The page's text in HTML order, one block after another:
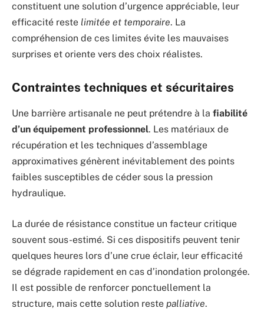
constituent une solution d’urgence appréciable, leur
efficacité reste limitée et temporaire. La
compréhension de ces limites évite les mauvaises
surprises et oriente vers des choix réalistes.
Contraintes techniques et sécuritaires
Une barrière artisanale ne peut prétendre à la fiabilité
d’un équipement professionnel. Les matériaux de
récupération et les techniques d’assemblage
approximatives génèrent inévitablement des points
faibles susceptibles de céder sous la pression
hydraulique.
La durée de résistance constitue un facteur critique
souvent sous-estimé. Si ces dispositifs peuvent tenir
quelques heures lors d’une crue éclair, leur efficacité
se dégrade rapidement en cas d’inondation prolongée.
Il est possible de renforcer ponctuellement la
structure, mais cette solution reste palliative.